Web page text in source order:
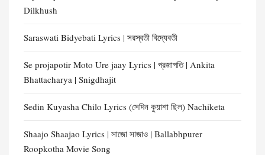
Dilkhush
Saraswati Bidyebati Lyrics | সরস্বতী বিদ্যেবতী
Se projapotir Moto Ure jaay Lyrics | প্রজাপতি | Ankita
Bhattacharya | Snigdhajit
Sedin Kuyasha Chilo Lyrics (সেদিন কুয়াশা ছিল) Nachiketa
Shaajo Shaajao Lyrics | সাজো সাজাও | Ballabhpurer
Roopkotha Movie Song